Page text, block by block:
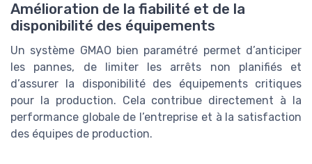
Amélioration de la fiabilité et de la
disponibilité des équipements
Un système GMAO bien paramétré permet d’anticiper
les pannes, de limiter les arrêts non planifiés et
d’assurer la disponibilité des équipements critiques
pour la production. Cela contribue directement à la
performance globale de l’entreprise et à la satisfaction
des équipes de production.